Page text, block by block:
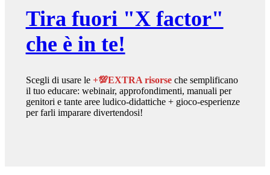
Tira fuori "X factor"
che è in te!
Scegli di usare le +💯EXTRA risorseche semplificano
il tuo educare: webinair, approfondimenti, manuali per
genitori e tante aree ludico-didattiche + gioco-esperienze
per farli imparare divertendosi!